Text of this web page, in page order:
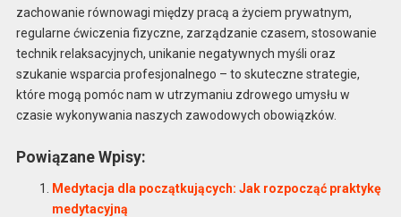
zachowanie równowagi między pracą a życiem prywatnym,
regularne ćwiczenia fizyczne, zarządzanie czasem, stosowanie
technik relaksacyjnych, unikanie negatywnych myśli oraz
szukanie wsparcia profesjonalnego – to skuteczne strategie,
które mogą pomóc nam w utrzymaniu zdrowego umysłu w
czasie wykonywania naszych zawodowych obowiązków.
Powiązane Wpisy:
Medytacja dla początkujących: Jak rozpocząć praktykę
medytacyjną